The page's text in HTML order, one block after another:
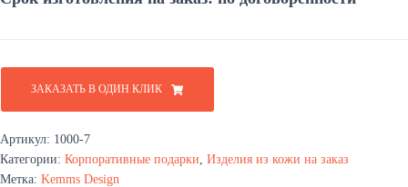
ЗАКАЗАТЬ В ОДИН КЛИК
Артикул: 1000-7
Категории: Корпоративные подарки, Изделия из кожи на заказ
Метка: Kemms Design